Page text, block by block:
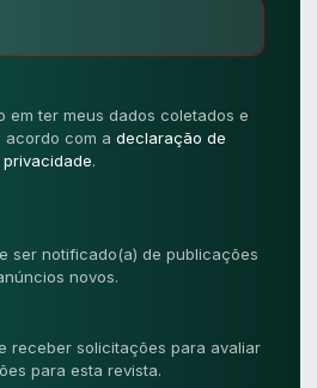
acordo com a declaração de
privacidade.
novos.
receber solicitações para avaliar
para esta revista.